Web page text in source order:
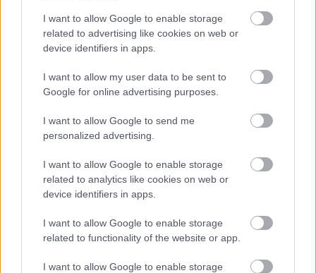
I want to allow Google to enable storage
related to advertising like cookies on web or
device identifiers in apps.
I want to allow my user data to be sent to
Google for online advertising purposes.
I want to allow Google to send me
personalized advertising.
I want to allow Google to enable storage
related to analytics like cookies on web or
device identifiers in apps.
I want to allow Google to enable storage
related to functionality of the website or app.
I want to allow Google to enable storage
"Kisvíz"
Kő kövön, avagy megint telt ház volt a
"Margithíd-félszigeten"
Balatoni retróvasárnap
Szólj hozzá!